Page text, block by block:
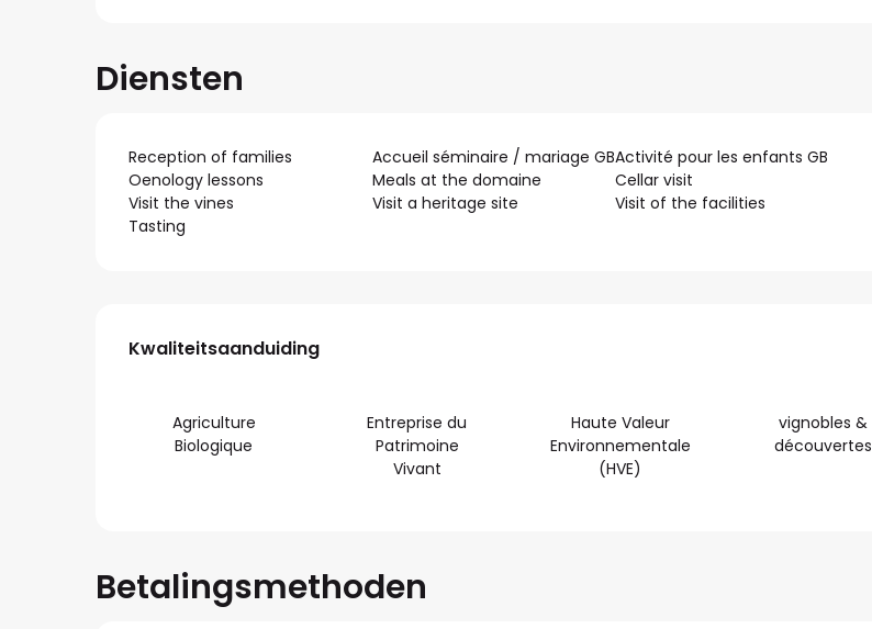
Diensten
Reception of families Accueil séminaire / mariage GBActivité pour les enfants GB
Oenology lessons
Meals at the domaine
Cellar visit
Visit the vines
Visit a heritage site
Visit of the facilities
Tasting
Dienstverlening
Kwaliteitsaanduiding
Kwaliteitsaanduiding
Agriculture
Biologique
Entreprise du
Patrimoine
Vivant
Haute Valeur
Environnementale
(HVE)
vignobles &
découvertes
Betalingsmethoden